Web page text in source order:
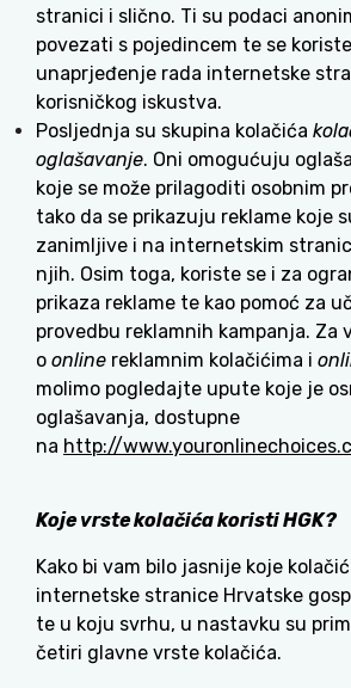
stranici i slično. Ti su podaci
povezati s pojedincem te se
unaprjeđenje rada internetske
korisničkog iskustva.
Posljednja su skupina kolačića
oglašavanje. Oni omogućuju
koje se može prilagoditi osobnim
tako da se prikazuju reklame koje
zanimljive i na internetskim
njih. Osim toga, koriste se i za
prikaza reklame te kao pomoć za
provedbu reklamnih kampanja. Za
o online reklamnim kolačićima i
molimo pogledajte upute koje je
oglašavanja, dostupne
na http://
Koje vrste kolačića koristi HGK?
Kako bi vam bilo jasnije koje
internetske stranice Hrvatske
te u koju svrhu, u nastavku su
četiri glavne vrste kolačića.